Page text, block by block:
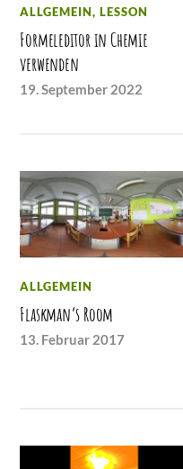
ALLGEMEIN,LESSON
Formeleditor in Chemie
verwenden
19. September 2022
ALLGEMEIN
Flaskman’s Room
13. Februar 2017